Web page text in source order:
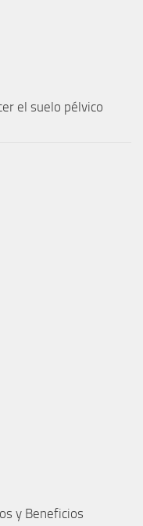
el suelo pélvico
y Beneficios